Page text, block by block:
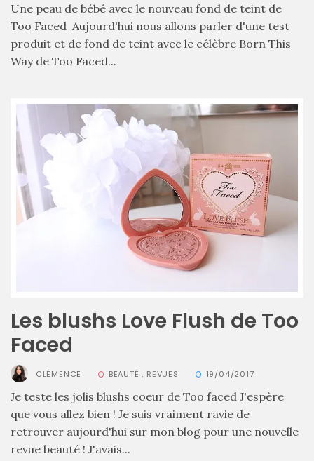
Beauté
(640)
Conseils
beauté
(54)
Favoris
Tutoriels
(70)
(154)
adresses/Evénements
Une peau de bébé avec le nouveau fond de teint de
Too Faced Aujourd'hui nous allons parler d'une test
produit et de fond de teint avec le célèbre Born This
Way de Too Faced...
Les blushs Love Flush de Too
Faced
CLÉMENCE BEAUTÉ , REVUES 19/04/2017
Je teste les jolis blushs coeur de Too faced J'espère
que vous allez bien ! Je suis vraiment ravie de
retrouver aujourd'hui sur mon blog pour une nouvelle
revue beauté ! J'avais...